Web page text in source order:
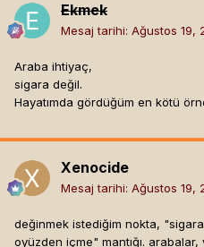
Ekmek
Mesaj tarihi: Ağustos 19,
Araba ihtiyaç,
sigara değil.
Hayatımda gördüğüm en kötü
Xenocide
Mesaj tarihi: Ağustos 19,
değinmek istediğim nokta,
oyüzden içme" mantığı.